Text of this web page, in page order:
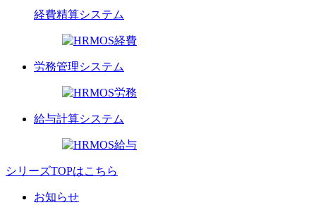
経費精算システム
労務管理システム
給与計算システム
シリーズTOPはこちら
お知らせ